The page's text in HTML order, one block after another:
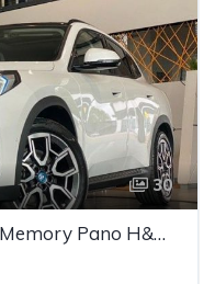
30
BMW iX2 xDrive30 InnovP Memory Pano H&K ACC AHK 360°